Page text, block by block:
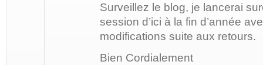
Surveillez le blog, je lancerai
session d’ici à la fin d’année
modifications suite aux retours.
Bien Cordialement